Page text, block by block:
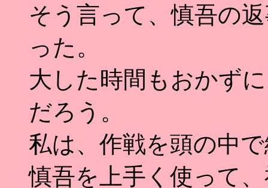
そう言って、慎吾の
った。
大した時間もおかず
だろう。
私は、作戦を頭の中
慎吾を上手く使って